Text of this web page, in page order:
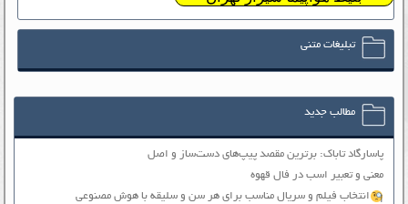
تبلیغات متنی
مطالب جدید
پاسارگاد تاباک: برترین مقصد پیپ‌های دست‌ساز و اصل
معنی و تعبیر اسب در فال قهوه
انتخاب فیلم و سریال مناسب برای هر سن و سلیقه با هوش مصنوعی